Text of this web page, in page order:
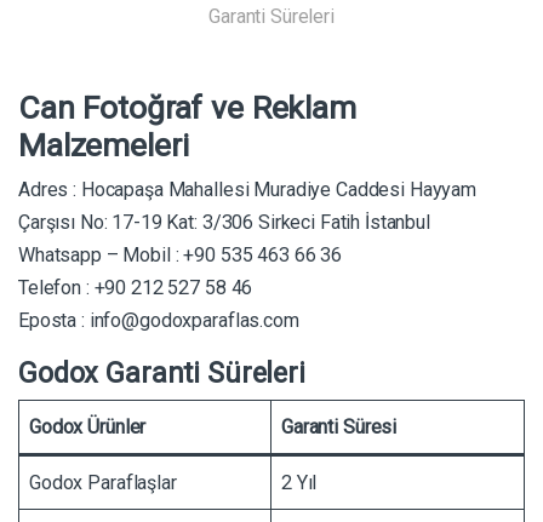
Garanti Süreleri
Can Fotoğraf ve Reklam
Malzemeleri
Adres : Hocapaşa Mahallesi Muradiye Caddesi Hayyam
Çarşısı No: 17-19 Kat: 3/306 Sirkeci Fatih İstanbul
Whatsapp – Mobil : +90 535 463 66 36
Telefon : +90 212 527 58 46
Eposta : info@godoxparaflas.com
Godox Garanti Süreleri
Godox Ürünler Garanti Süresi
Godox Paraflaşlar 2 Yıl